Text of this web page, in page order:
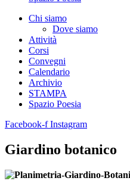
Chi siamo
Dove siamo
Attività
Corsi
Convegni
Calendario
Archivio
STAMPA
Spazio Poesia
Facebook-f Instagram
Giardino botanico